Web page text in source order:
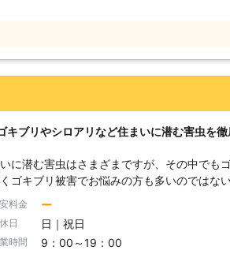
ペストマネージ沖縄株式会社では、食品工場やホテ
キブリやシロアリなど住まいに潜む害虫を
に潜む害虫はさまざまですが、その中でも
ゴキブリ被害でお悩みの方も多いのではな
として一番多いのは、キッチンなどの調理を
く、一般住宅だけでなく、飲食店でのゴキブ
うちに室内で何匹も発見した際は、ゴキブ
すので、専門の業者に駆除を依頼するのがおすすめ
料金 ー
日 日｜祝日
時間 9：00～19：00